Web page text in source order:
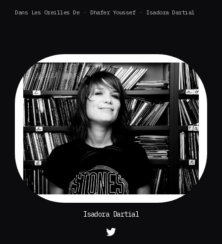
Dans Les Oreilles De Dhafer Youssef Isadora Dartial
Isadora Dartial